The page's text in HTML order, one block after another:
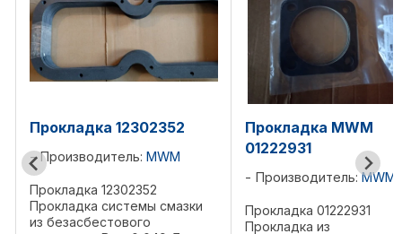
Прокладка MWM
Прокладка 01222931
Прокладка из
Прокладка
12032892
Прокладка
Прокладка